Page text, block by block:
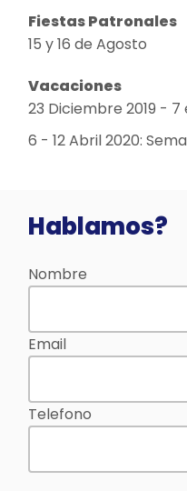
Fiestas Patronales
15 y 16 de Agosto
Vacaciones
23 Diciembre 2019 -
6 - 12 Abril 2020:
Hablamos?
Nombre
Email
Telefono